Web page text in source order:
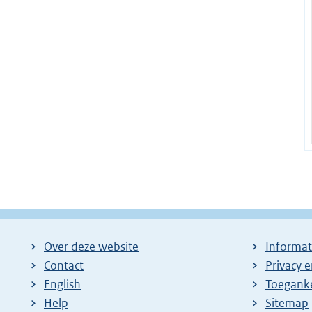
Over deze website
Contact
English
Help
Privacy
Sitemap